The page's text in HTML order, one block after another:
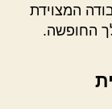
המצוידת
החופשה.